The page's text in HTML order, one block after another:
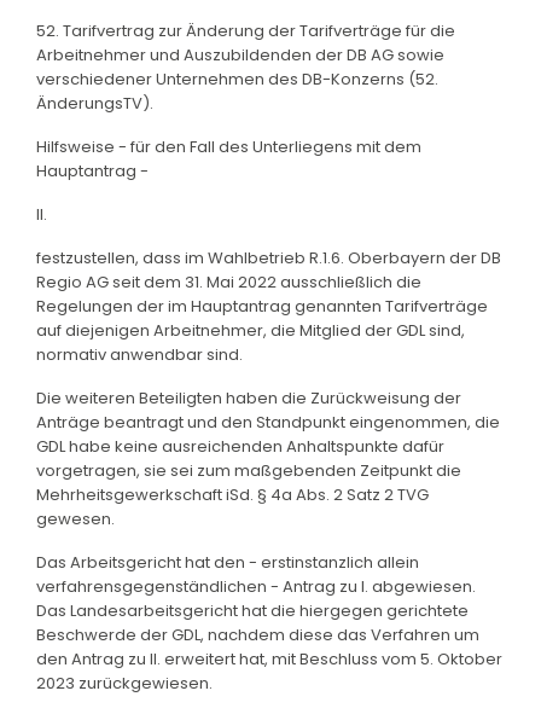
52. Tarifvertrag zur Änderung der Tarifverträge für die
Arbeitnehmer und Auszubildenden der DB AG sowie
verschiedener Unternehmen des DB-Konzerns (52.
ÄnderungsTV).
Hilfsweise - für den Fall des Unterliegens mit dem
Hauptantrag -
II.
festzustellen, dass im Wahlbetrieb R.1.6. Oberbayern der DB
Regio AG seit dem 31. Mai 2022 ausschließlich die
Regelungen der im Hauptantrag genannten Tarifverträge
auf diejenigen Arbeitnehmer, die Mitglied der GDL sind,
normativ anwendbar sind.
Die weiteren Beteiligten haben die Zurückweisung der
Anträge beantragt und den Standpunkt eingenommen, die
GDL habe keine ausreichenden Anhaltspunkte dafür
vorgetragen, sie sei zum maßgebenden Zeitpunkt die
Mehrheitsgewerkschaft iSd. § 4a Abs. 2 Satz 2 TVG
gewesen.
Das Arbeitsgericht hat den - erstinstanzlich allein
verfahrensgegenständlichen - Antrag zu I. abgewiesen.
Das Landesarbeitsgericht hat die hiergegen gerichtete
Beschwerde der GDL, nachdem diese das Verfahren um
den Antrag zu II. erweitert hat, mit Beschluss vom 5. Oktober
2023 zurückgewiesen.